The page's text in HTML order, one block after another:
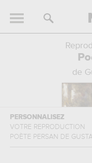
de
PERSONNALISEZ
VOTRE REPRODUCTION
POÈTE PERSAN DE